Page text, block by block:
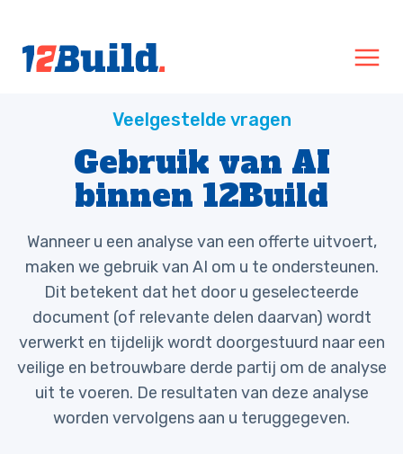
Gebruik van AI
binnen 12Build
Wanneer u een analyse van een offerte uitvoert,
maken we gebruik van AI om u te ondersteunen.
Dit betekent dat het door u geselecteerde
document (of relevante delen daarvan) wordt
verwerkt en tijdelijk wordt doorgestuurd naar een
veilige en betrouwbare derde partij om de analyse
uit te voeren. De resultaten van deze analyse
worden vervolgens aan u teruggegeven.